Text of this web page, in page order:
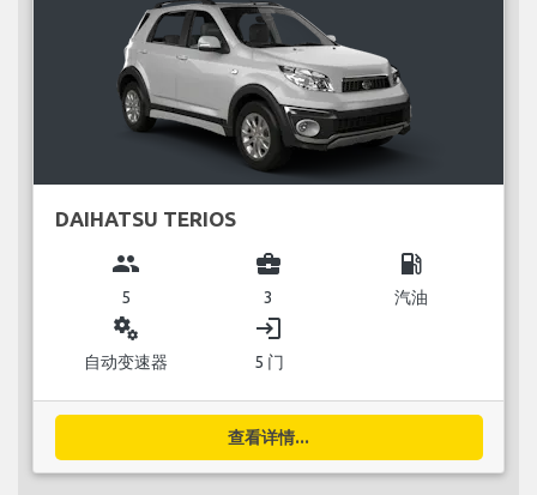
DAIHATSU TERIOS
group
5
business_center
3
local_gas_station
汽油
miscellaneous_services
自动变速器
login
5 门
查看详情...